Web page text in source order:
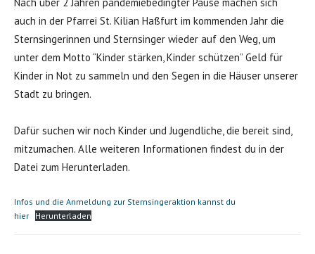
auch in der Pfarrei St. Kilian Haßfurt im kommenden Jahr die
Sternsingerinnen und Sternsinger wieder auf den Weg, um
unter dem Motto “Kinder stärken, Kinder schützen” Geld für
Kinder in Not zu sammeln und den Segen in die Häuser unserer
Stadt zu bringen.
Dafür suchen wir noch Kinder und Jugendliche, die bereit sind,
mitzumachen. Alle weiteren Informationen findest du in der
Datei zum Herunterladen.
Infos und die Anmeldung zur Sternsingeraktion kannst du
hier
Herunterladen